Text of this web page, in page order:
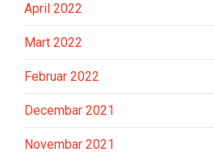
April 2022
Mart 2022
Februar 2022
Decembar 2021
Novembar 2021